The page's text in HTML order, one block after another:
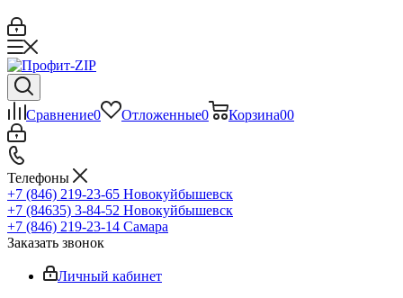
Сравнение0 Отложенные0 Корзина00
Телефоны
+7 (846) 219-23-65 Новокуйбышевск
+7 (84635) 3-84-52 Новокуйбышевск
+7 (846) 219-23-14 Самара
Заказать звонок
Личный кабинет